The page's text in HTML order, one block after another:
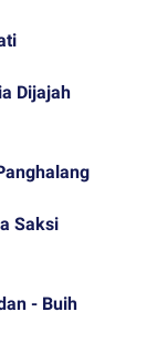
Dijajah
Saksi
- Buih